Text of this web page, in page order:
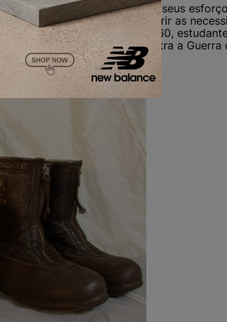
a Converse redirecionou seus
“A6 Flying“, destinada a suprir as
durante os anos 60,
símbolo de protesto contra a Guerra